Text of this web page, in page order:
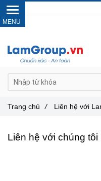
Liên hệ với chúng tôi
Trang chủ / Liên hệ với